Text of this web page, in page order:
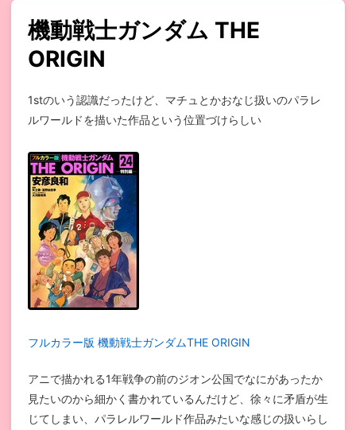
機動戦士ガンダム THE
ORIGIN
1stのいう認識だったけど、マチュとかおなじ扱いのパラレ
ルワールドを描いた作品という位置づけらしい
フルカラー版 機動戦士ガンダムTHE ORIGIN
アニで描かれる1年戦争の前のジオン公国でなにがあったか
見たいのから細かく書かれているんだけど、徐々に矛盾が生
じてしまい、パラレルワールド作品みたいな感じの扱いらし